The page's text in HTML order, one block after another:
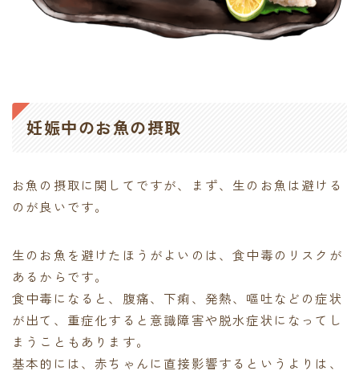
妊娠中のお魚の摂取
お魚の摂取に関してですが、まず、生のお魚は避ける
のが良いです。
生のお魚を避けたほうがよいのは、食中毒のリスクが
あるからです。
食中毒になると、腹痛、下痢、発熱、嘔吐などの症状
が出て、重症化すると意識障害や脱水症状になってし
まうこともあります。
基本的には、赤ちゃんに直接影響するというよりは、